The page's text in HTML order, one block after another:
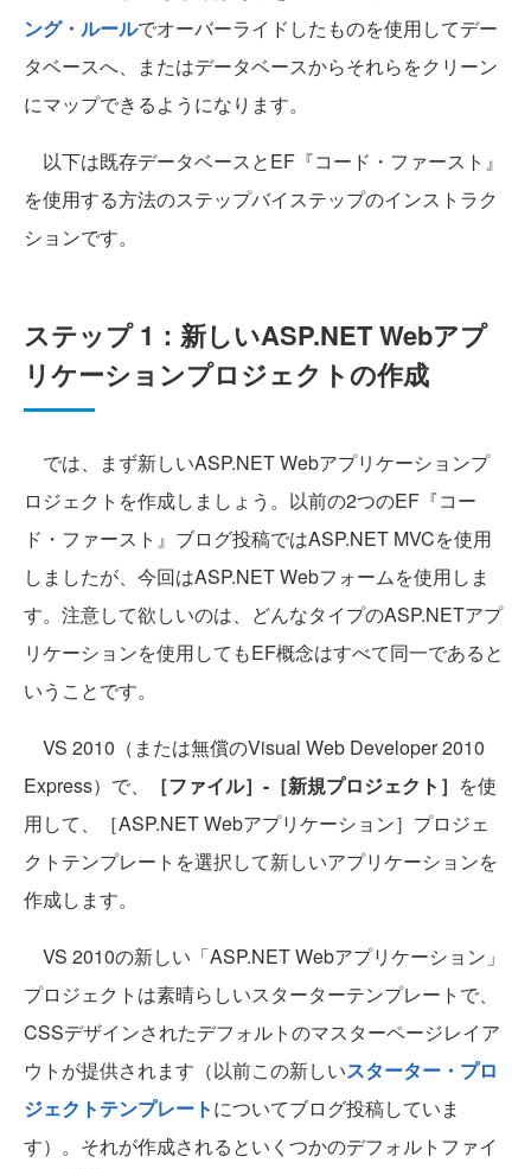
ング・ルールでオーバーライドしたものを使用してデー
タベースへ、またはデータベースからそれらをクリーン
にマップできるようになります。
以下は既存データベースとEF『コード・ファースト』
を使用する方法のステップバイステップのインストラク
ションです。
ステップ 1：新しいASP.NET Webアプ
リケーションプロジェクトの作成
では、まず新しいASP.NET Webアプリケーションプ
ロジェクトを作成しましょう。以前の2つのEF『コー
ド・ファースト』ブログ投稿ではASP.NET MVCを使用
しましたが、今回はASP.NET Webフォームを使用しま
す。注意して欲しいのは、どんなタイプのASP.NETアプ
リケーションを使用してもEF概念はすべて同一であると
いうことです。
VS 2010（または無償のVisual Web Developer 2010
Express）で、
［ファイル］-［新規プロジェクト］ を使
用して、［ASP.NET Webアプリケーション］プロジェ
クトテンプレートを選択して新しいアプリケーションを
作成します。
VS 2010の新しい「ASP.NET Webアプリケーション」
プロジェクトは素晴らしいスターターテンプレートで、
CSSデザインされたデフォルトのマスターページレイア
ウトが提供されます（以前この新しいスターター・プロ
ジェクトテンプレートについてブログ投稿していま
す）。それが作成されるといくつかのデフォルトファイ